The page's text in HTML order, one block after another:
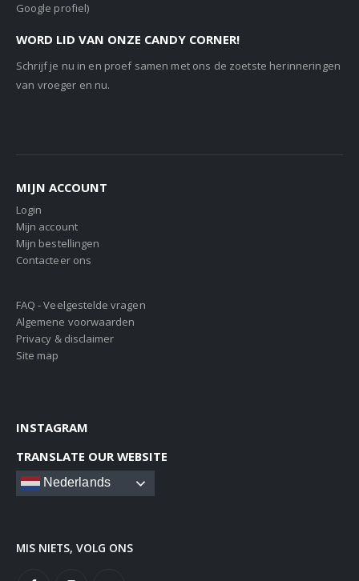
Google profiel)
WORD LID VAN ONZE CANDY CORNER!
Schrijf je nu in en proef samen met ons de zoetste herinneringen
van vroeger en nu.
MIJN ACCOUNT
Login
Mijn account
Mijn bestellingen
Contacteer ons
FAQ - Veelgestelde vragen
Algemene voorwaarden
Privacy & disclaimer
Site map
INSTAGRAM
TRANSLATE OUR WEBSITE
Nederlands
MIS NIETS, VOLG ONS